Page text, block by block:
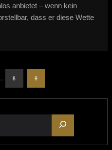
anbietet – wenn kein
dass er diese Wette
8 9